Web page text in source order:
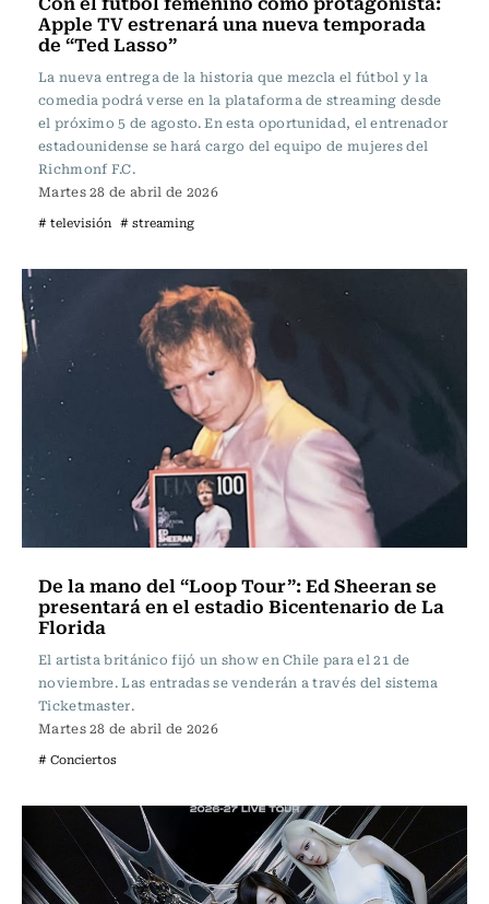
Apple TV estrenará una nueva temporada
de “Ted Lasso”
La nueva entrega de la historia que mezcla el fútbol y la
comedia podrá verse en la plataforma de streaming desde
el próximo 5 de agosto. En esta oportunidad, el entrenador
estadounidense se hará cargo del equipo de mujeres del
Richmonf F.C.
Martes 28 de abril de 2026
# televisión # streaming
De la mano del “Loop Tour”: Ed Sheeran se
presentará en el estadio Bicentenario de La
Florida
El artista británico fijó un show en Chile para el 21 de
noviembre. Las entradas se venderán a través del sistema
Ticketmaster.
Martes 28 de abril de 2026
# Conciertos